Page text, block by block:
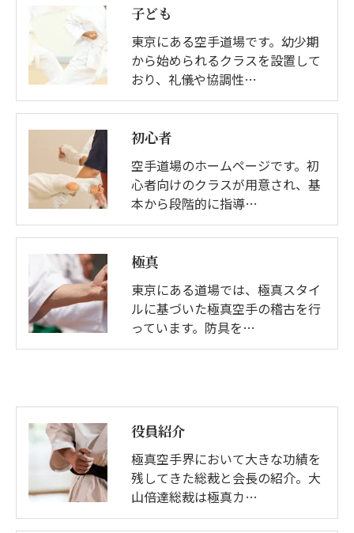
子ども
東京にある空手道場です。幼少期
から始められるクラスを設置して
おり、礼儀や協調性…
初心者
空手道場のホームページです。初
心者向けのクラスが用意され、基
本から段階的に指導…
極真
東京にある道場では、極真スタイ
ルに基づいた極真空手の稽古を行
っています。防具を…
役員紹介
極真空手界において大きな功績を
残してきた総裁と会長の紹介。大
山倍達総裁は極真カ…